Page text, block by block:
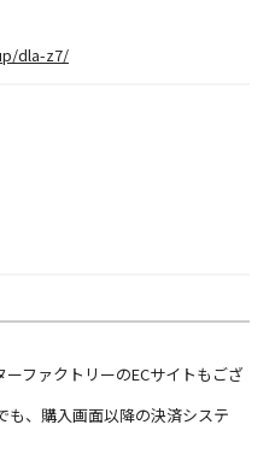
dla-z7/
ファクトリーのECサイトもござ
も、購入画面以降の決済システ